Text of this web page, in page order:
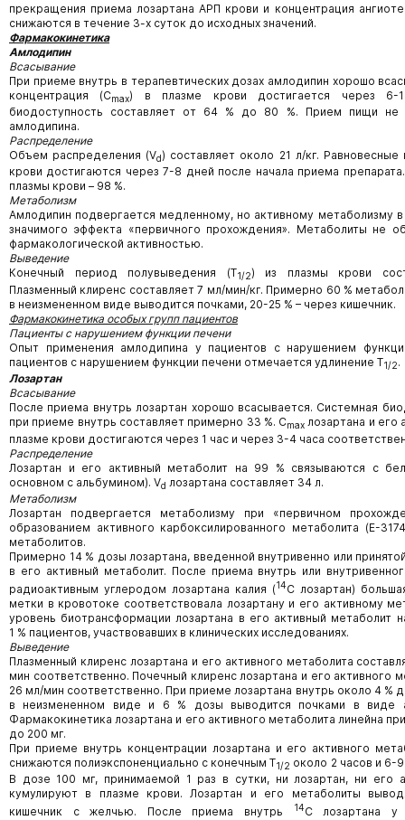
прекращения приема лозартана АРП крови и концентрация
снижаются в течение 3-х суток до исходных значений.
Фармакокинетика
Амлодипин
Всасывание
При приеме внутрь в терапевтических дозах амлодипин хорошо
концентрация (Cmax) в плазме крови достигается через 6-
биодоступность составляет от 64 % до 80 %. Прием пищи не
амлодипина.
Распределение
Объем распределения (Vd) составляет около 21 л/кг. Равновесные
крови достигаются через 7-8 дней после начала приема
плазмы крови – 98 %.
Метаболизм
Амлодипин подвергается медленному, но активному метаболизму в
значимого эффекта «первичного прохождения». Метаболиты не
фармакологической активностью.
Выведение
Конечный период полувыведения (Т1/2) из плазмы крови
Плазменный клиренс составляет 7 мл/мин/кг. Примерно 60 %
в неизмененном виде выводится почками, 20-25 % – через кишечник.
Фармакокинетика особых групп пациентов
Пациенты с нарушением функции печени
Опыт применения амлодипина у пациентов с нарушением
пациентов с нарушением функции печени отмечается удлинение Т1/2.
Лозартан
Всасывание
После приема внутрь лозартан хорошо всасывается. Системная
при приеме внутрь составляет примерно 33 %. Cmax лозартана и его
плазме крови достигаются через 1 час и через 3-4 часа
Распределение
Лозартан и его активный метаболит на 99 % связываются с
основном с альбумином). Vd лозартана составляет 34 л.
Метаболизм
Лозартан подвергается метаболизму при «первичном
образованием активного карбоксилированного метаболита (Е-
метаболитов.
Примерно 14 % дозы лозартана, введенной внутривенно или
в его активный метаболит. После приема внутрь или
радиоактивным углеродом лозартана калия (14С лозартан)
метки в кровотоке соответствовала лозартану и его активному
уровень биотрансформации лозартана в его активный метаболит
1 % пациентов, участвовавших в клинических исследованиях.
Выведение
Плазменный клиренс лозартана и его активного метаболита
мин соответственно. Почечный клиренс лозартана и его активного
26 мл/мин соответственно. При приеме лозартана внутрь около 4 %
в неизмененном виде и 6 % дозы выводится почками в виде
Фармакокинетика лозартана и его активного метаболита линейна
до 200 мг.
При приеме внутрь концентрации лозартана и его активного
снижаются полиэкспоненциально с конечным Т1/2 около 2 часов и 6-
В дозе 100 мг, принимаемой 1 раз в сутки, ни лозартан, ни его
кумулируют в плазме крови. Лозартан и его метаболиты
кишечник с желчью. После приема внутрь
14С лозартана